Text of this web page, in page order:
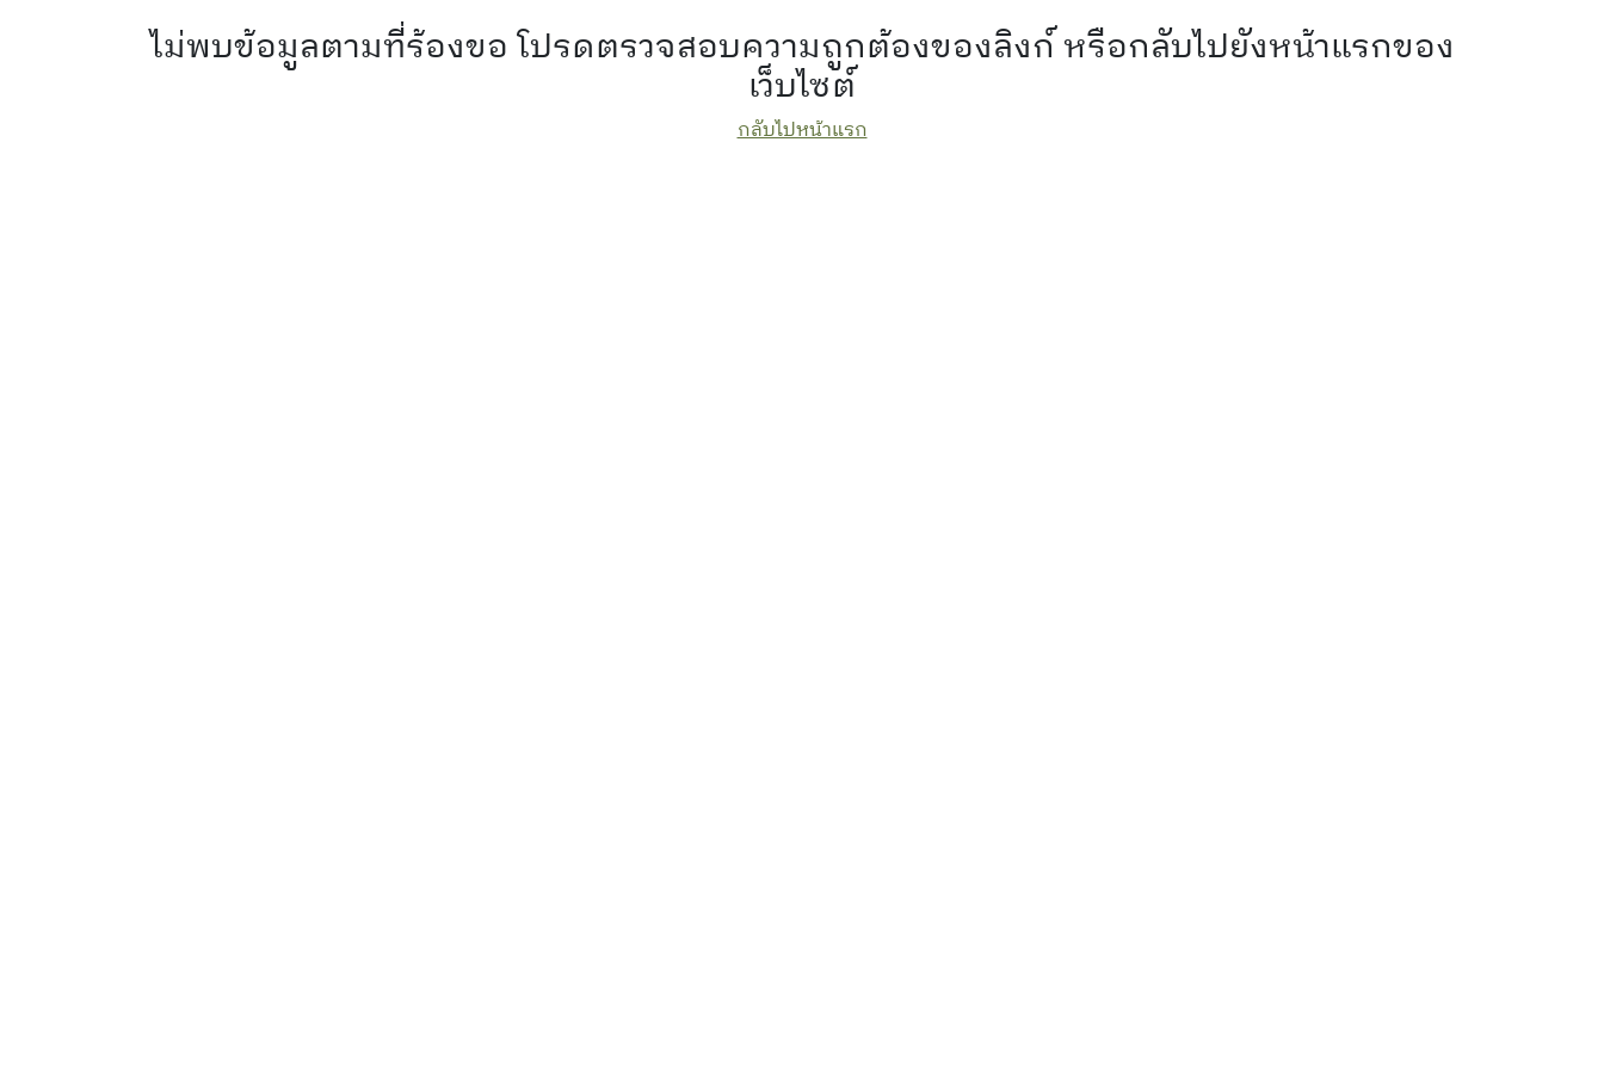
ไม่พบข้อมูลตามที่ร้องขอ โปรดตรวจสอบความถูกต้องของลิงก์ หรือกลับไปยังหน้าแรกของ
เว็บไซต์
กลับไปหน้าแรก